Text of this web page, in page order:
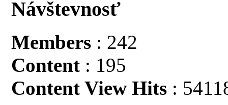
Návštevnosť
Members : 242
Content : 195
Content View Hits :